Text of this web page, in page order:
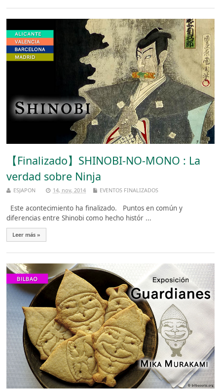
【Finalizado】SHINOBI-NO-MONO : La
verdad sobre Ninja
ESJAPON 14, nov, 2014 EVENTOS FINALIZADOS
Este acontecimiento ha finalizado. Puntos en común y
diferencias entre Shinobi como hecho histór ...
Leer más »